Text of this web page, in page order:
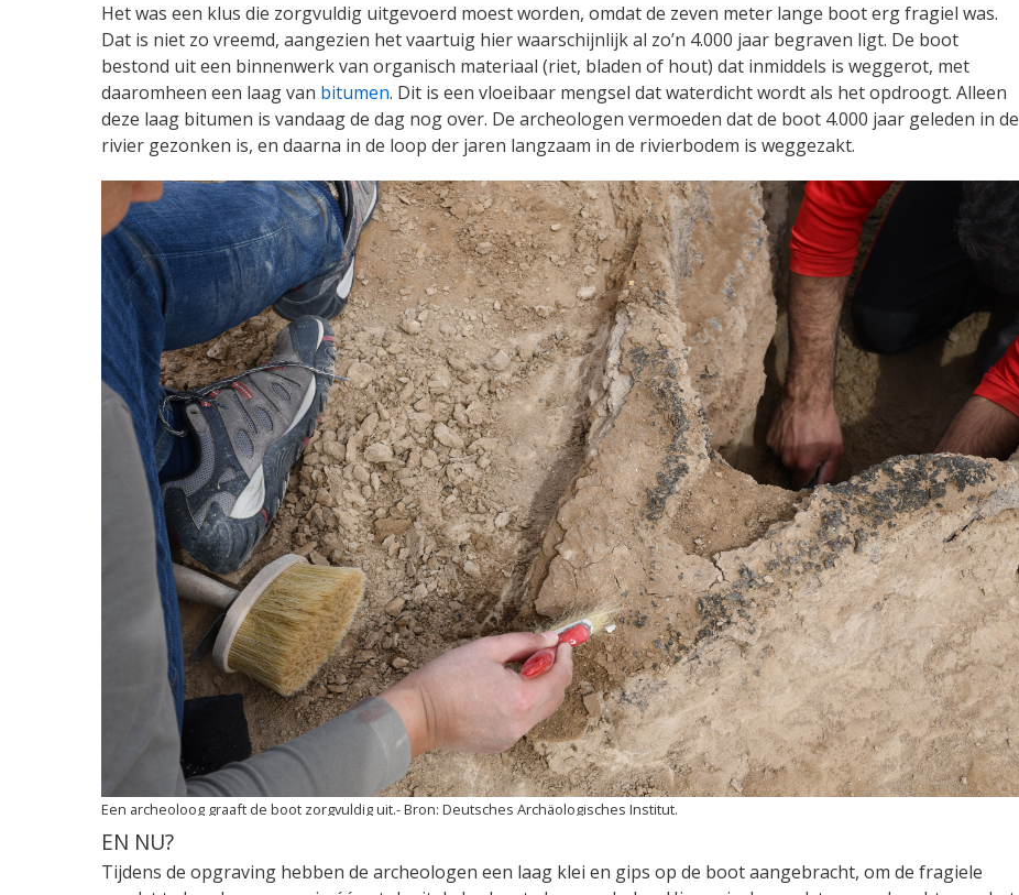
Het was een klus die zorgvuldig uitgevoerd moest worden, omdat de zeven meter lange boot erg fragiel was.
Dat is niet zo vreemd, aangezien het vaartuig hier waarschijnlijk al zo’n 4.000 jaar begraven ligt. De boot
bestond uit een binnenwerk van organisch materiaal (riet, bladen of hout) dat inmiddels is weggerot, met
daaromheen een laag van bitumen. Dit is een vloeibaar mengsel dat waterdicht wordt als het opdroogt. Alleen
deze laag bitumen is vandaag de dag nog over. De archeologen vermoeden dat de boot 4.000 jaar geleden in de
rivier gezonken is, en daarna in de loop der jaren langzaam in de rivierbodem is weggezakt.
Een archeoloog graaft de boot zorgvuldig uit. Deutsches Archäologisches Institut.
EN NU?
Tijdens de opgraving hebben de archeologen een laag klei en gips op de boot aangebracht, om de fragiele